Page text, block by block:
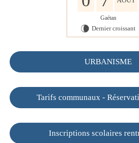
Gaétan
V Dernier croissant
URBANISME
Tarifs communaux -
Inscriptions scolaires